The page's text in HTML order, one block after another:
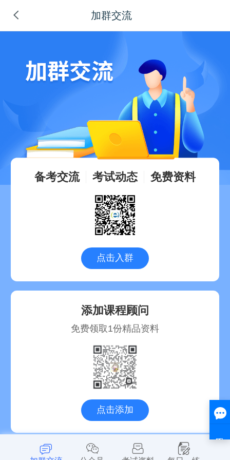
加群交流
备考交流 考试动态 免费资料
点击入群
添加课程顾问
免费领取1份精品资料
点击添加